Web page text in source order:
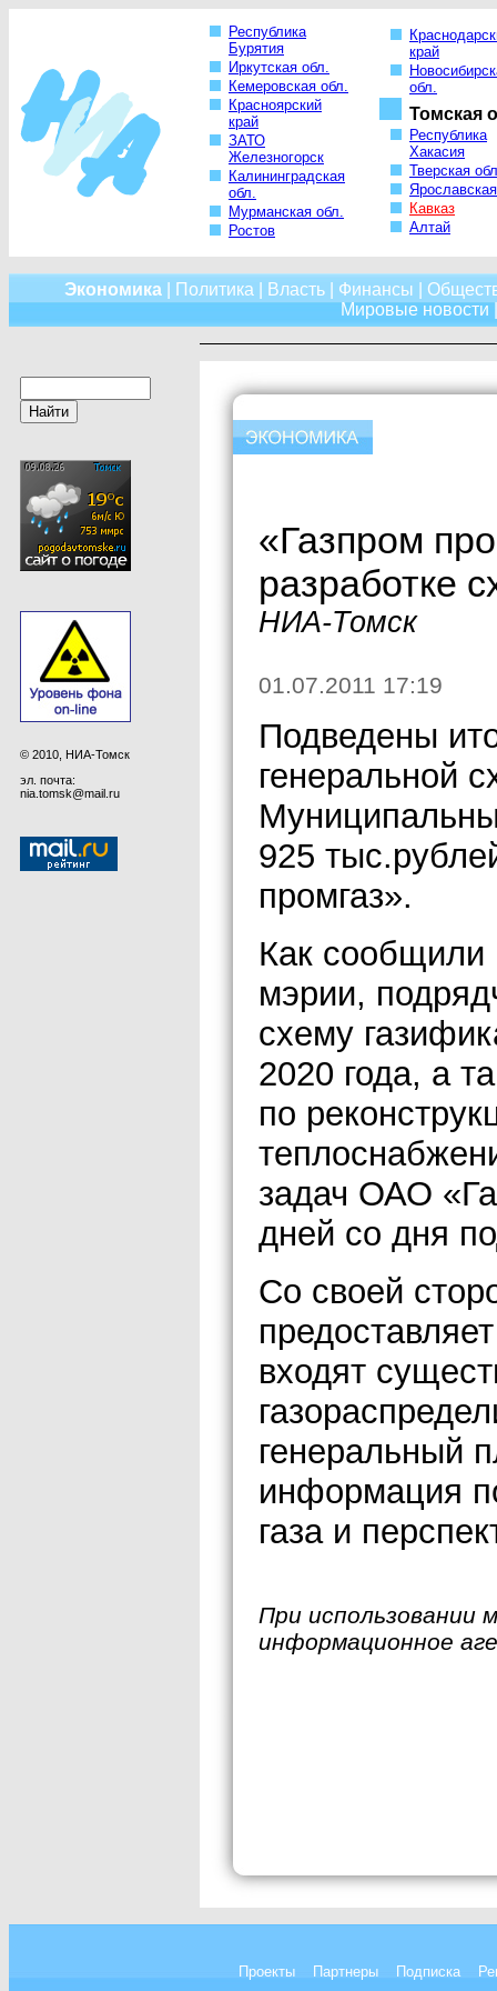
Республика
Бурятия
Иркутская обл.
Кемеровская обл.
Красноярский
край
ЗАТО
Железногорск
Калининградская
обл.
Мурманская обл.
Ростов
край
обл.
Томская
Республика
Хакасия
Тверская
Кавказ
Алтай
Экономика| Политика Власть| Финансы
Мировые новости
© 2010, НИА-Томск
эл. почта:
nia.tomsk@mail.ru
«Газпром
разработке
НИА-Томск
01.07.2011 17:19
Подведены
генеральной
925
промгаз».
Как
мэрии,
схему
2020 года, а
по
задач ОАО
дней со дня
Со своей
входят
генеральный
информация
газа и
При использовании
информационное
Проекты Партнеры Подписка